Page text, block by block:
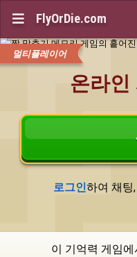
 FlyOrDie.com
멀티플레이어
온라인
로그인하여 채팅
이 기억력 게임